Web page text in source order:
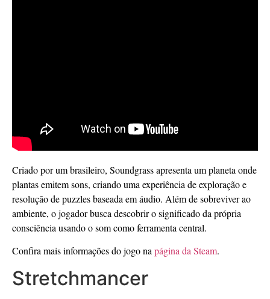
Criado por um brasileiro, Soundgrass apresenta um planeta onde
plantas emitem sons, criando uma experiência de exploração e
resolução de puzzles baseada em áudio. Além de sobreviver ao
ambiente, o jogador busca descobrir o significado da própria
consciência usando o som como ferramenta central.
Confira mais informações do jogo napágina da Steam.
Stretchmancer